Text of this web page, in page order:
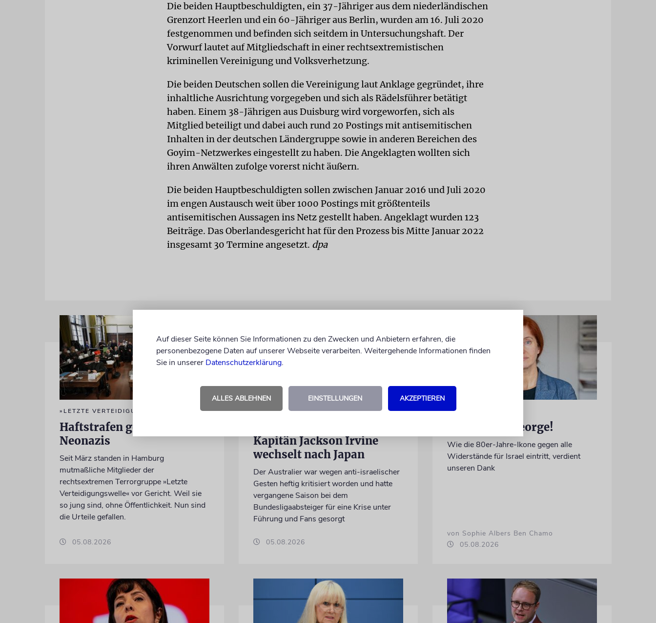
Die beiden Hauptbeschuldigten, ein 37-Jähriger aus dem niederländischen
Grenzort Heerlen und ein 60-Jähriger aus Berlin, wurden am 16. Juli 2020
festgenommen und befinden sich seitdem in Untersuchungshaft. Der
Vorwurf lautet auf Mitgliedschaft in einer rechtsextremistischen
kriminellen Vereinigung und Volksverhetzung.
Die beiden Deutschen sollen die Vereinigung laut Anklage gegründet, ihre
inhaltliche Ausrichtung vorgegeben und sich als Rädelsführer betätigt
haben. Einem 38-Jährigen aus Duisburg wird vorgeworfen, sich als
Mitglied beteiligt und dabei auch rund 20 Postings mit antisemitischen
Inhalten in der deutschen Ländergruppe sowie in anderen Bereichen des
Goyim-Netzwerkes eingestellt zu haben. Die Angeklagten wollten sich
ihren Anwälten zufolge vorerst nicht äußern.
Die beiden Hauptbeschuldigten sollen zwischen Januar 2016 und Juli 2020
im engen Austausch weit über 1000 Postings mit größtenteils
antisemitischen Aussagen ins Netz gestellt haben. Angeklagt wurden 123
Beiträge. Das Oberlandesgericht hat für den Prozess bis Mitte Januar 2022
insgesamt 30 Termine angesetzt. dpa
»LETZTE VERTEIDIGUNGSWELLE«
Haftstrafen gegen junge
Neonazis
Seit März standen in Hamburg
mutmaßliche Mitglieder der
rechtsextremen Terrorgruppe »Letzte
Verteidigungswelle« vor Gericht. Weil sie
so jung sind, ohne Öffentlichkeit. Nun sind
die Urteile gefallen.
05.08.2026
NACH ANTISEMITISMUS-VORWÜRFEN
Kapitän Jackson Irvine
wechselt nach Japan
Der Australier war wegen anti-israelischer
Gesten heftig kritisiert worden und hatte
vergangene Saison bei dem
Bundesligaabsteiger für eine Krise unter
Führung und Fans gesorgt
05.08.2026
MEINUNG
Danke, Boy George!
Wie die 80er-Jahre-Ikone gegen alle
Widerstände für Israel eintritt, verdient
unseren Dank
von Sophie Albers Ben Chamo
05.08.2026
Auf dieser Seite können Sie Informationen zu den Zwecken und Anbietern erfahren, die
personenbezogene Daten auf unserer Webseite verarbeiten. Weitergehende Informationen finden
Sie in unserer Datenschutzerklärung.
ALLES ABLEHNEN EINSTELLUNGEN AKZEPTIEREN